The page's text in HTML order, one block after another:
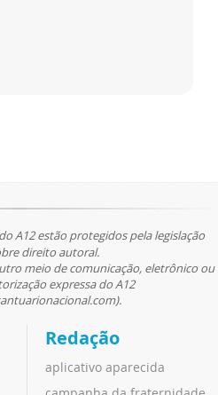
A12 estão protegidos pela legislação
direito autoral.
meio de comunicação, eletrônico ou
expressa do A12
Redação
aplicativo aparecida